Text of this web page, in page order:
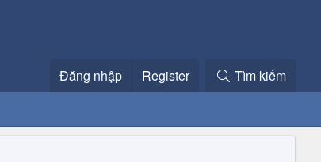
Đăng nhập Register Tìm kiếm